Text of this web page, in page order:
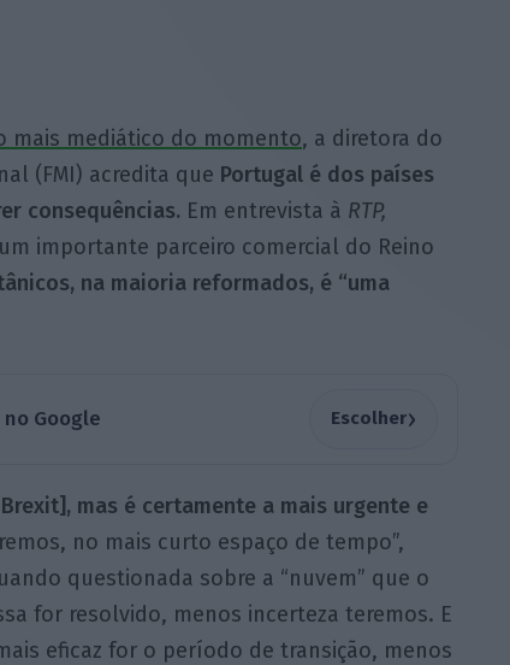
mais mediático do momento, a diretora do
(FMI) acredita que Portugal é dos países
consequências. Em entrevista à RTP,
importante parceiro comercial do Reino
na maioria reformados, é “uma
Google Escolher›
mas é certamente a mais urgente e
no mais curto espaço de tempo”,
questionada sobre a “nuvem” que o
for resolvido, menos incerteza teremos. E
eficaz for o período de transição, menos